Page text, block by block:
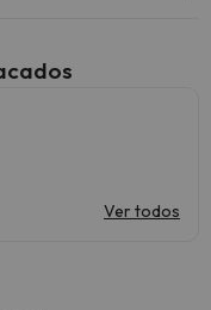
Ver todos